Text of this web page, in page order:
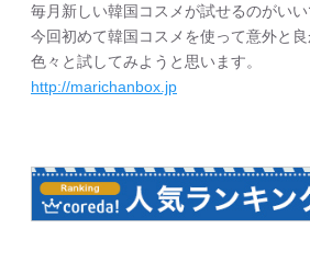
毎月新しい韓国コスメが試せるのがいい
今回初めて韓国コスメを使って意外と
色々と試してみようと思います。
http://marichanbox.jp